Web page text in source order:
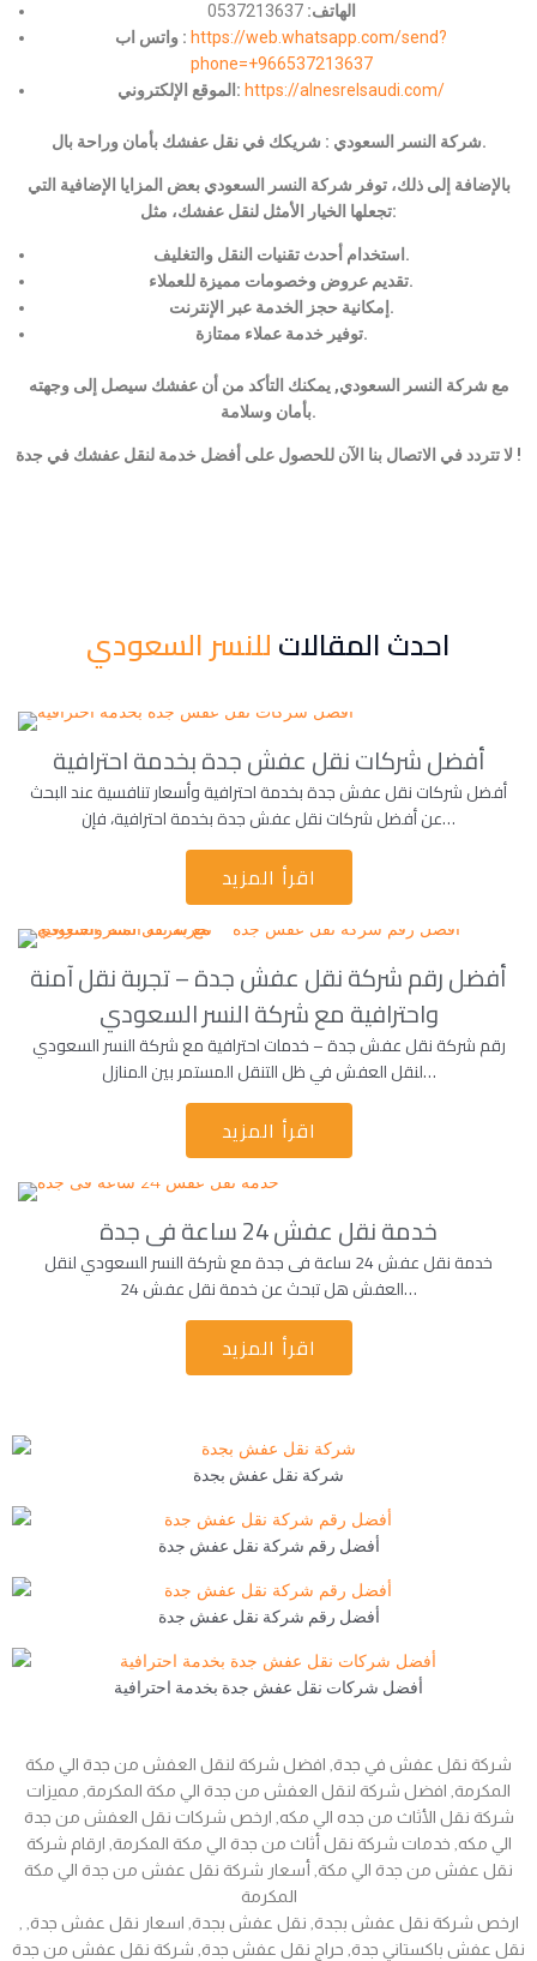
الهاتف: 0537213637
واتس اب : https://web.whatsapp.com/send?
phone=+966537213637
الموقع الإلكتروني: https://alnesrelsaudi.com/
شركة النسر السعودي : شريكك في نقل عفشك بأمان وراحة بال.
بالإضافة إلى ذلك، توفر شركة النسر السعودي بعض المزايا الإضافية التي
تجعلها الخيار الأمثل لنقل عفشك، مثل:
استخدام أحدث تقنيات النقل والتغليف.
تقديم عروض وخصومات مميزة للعملاء.
إمكانية حجز الخدمة عبر الإنترنت.
توفير خدمة عملاء ممتازة.
مع شركة النسر السعودي, يمكنك التأكد من أن عفشك سيصل إلى وجهته
بأمان وسلامة.
لا تتردد في الاتصال بنا الآن للحصول على أفضل خدمة لنقل عفشك في جدة !
احدث المقالاتللنسر السعودي
أفضل شركات نقل عفش جدة بخدمة احترافية
أفضل شركات نقل عفش جدة بخدمة احترافية وأسعار تنافسية عند البحث
عن أفضل شركات نقل عفش جدة بخدمة احترافية، فإن…
اقرأ المزيد
أفضل رقم شركة نقل عفش جدة – تجربة نقل آمنة
واحترافية مع شركة النسر السعودي
رقم شركة نقل عفش جدة – خدمات احترافية مع شركة النسر السعودي
لنقل العفش في ظل التنقل المستمر بين المنازل…
اقرأ المزيد
خدمة نقل عفش 24 ساعة فى جدة
خدمة نقل عفش 24 ساعة فى جدة مع شركة النسر السعودي لنقل
العفش هل تبحث عن خدمة نقل عفش 24…
اقرأ المزيد
شركة نقل عفش بجدة
أفضل رقم شركة نقل عفش جدة
أفضل رقم شركة نقل عفش جدة
أفضل شركات نقل عفش جدة بخدمة احترافية
شركة نقل عفش في جدة, افضل شركة لنقل العفش من جدة الي مكة
المكرمة, افضل شركة لنقل العفش من جدة الي مكة المكرمة, مميزات
شركة نقل الأثاث من جده الي مكه, ارخص شركات نقل العفش من جدة
الي مكه, خدمات شركة نقل أثاث من جدة الي مكة المكرمة, ارقام شركة
نقل عفش من جدة الي مكة, أسعار شركة نقل عفش من جدة الي مكة
المكرمة
نقل عفش باكستاني جدة, حراج نقل عفش جدة, شركة نقل عفش من جدة